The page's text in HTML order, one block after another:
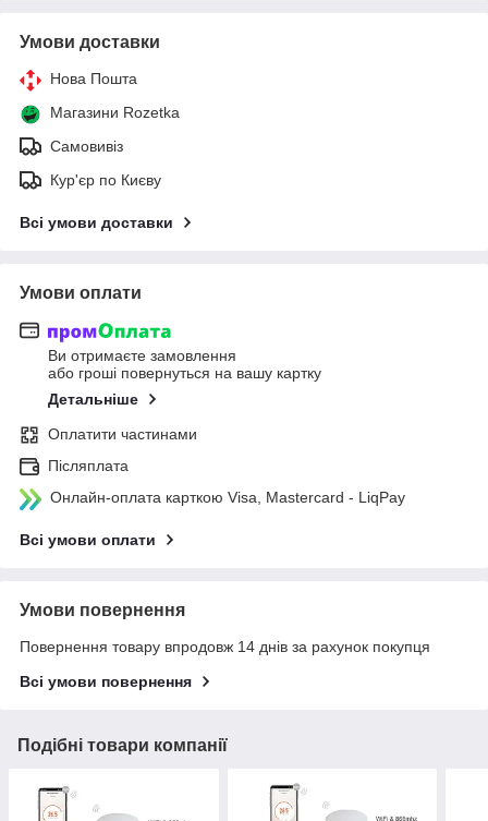
Умови доставки
Нова Пошта
Магазини Rozetka
Самовивіз
Кур'єр по Києву
Всі умови доставки
Умови оплати
Ви отримаєте замовлення
або гроші повернуться на вашу картку
Детальніше
Оплатити частинами
Післяплата
Онлайн-оплата карткою Visa, Mastercard - LiqPay
Всі умови оплати
Умови повернення
Повернення товару впродовж 14 днів за рахунок покупця
Всі умови повернення
Подібні товари компанії